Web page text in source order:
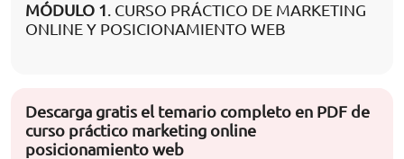
MÓDULO 1. CURSO PRÁCTICO DE MARKETING
ONLINE Y POSICIONAMIENTO WEB
Descarga gratis el temario completo en PDF de
curso práctico marketing online
posicionamiento web